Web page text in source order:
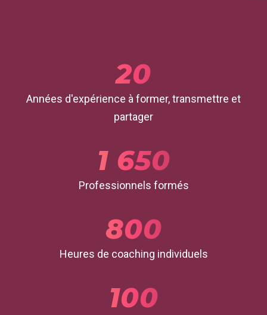
20
Années d'expérience à former, transmettre et
partager
1 650
Professionnels formés
800
Heures de coaching individuels
100